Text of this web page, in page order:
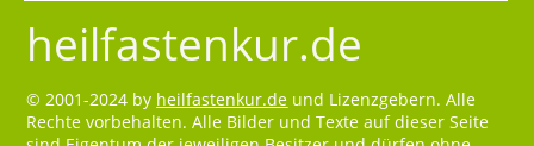
heilfastenkur.de
© 2001-2024 by heilfastenkur.de und Lizenzgebern. Alle
Rechte vorbehalten. Alle Bilder und Texte auf dieser Seite